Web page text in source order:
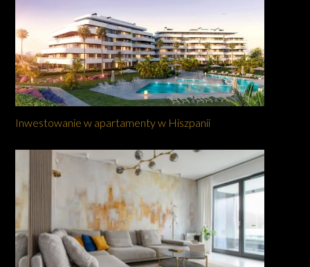
Inwestowanie w apartamenty w Hiszpanii